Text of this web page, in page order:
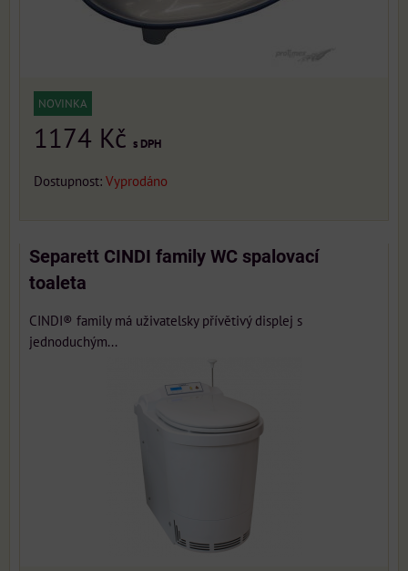
NOVINKA
1174 Kč s DPH
Dostupnost: Vyprodáno
Separett CINDI family WC spalovací
toaleta
CINDI® family má uživatelsky přívětivý displej s
jednoduchým...